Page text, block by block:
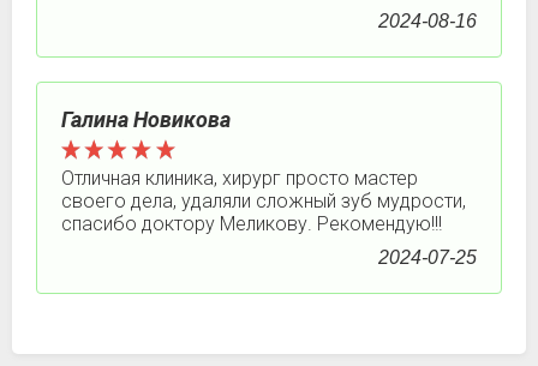
2024-08-16
Галина Новикова
Отличная клиника, хирург просто мастер
своего дела, удаляли сложный зуб мудрости,
спасибо доктору Меликову. Рекомендую!!!
2024-07-25